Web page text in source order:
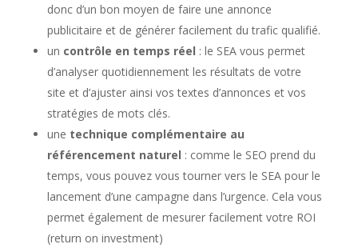
donc d’un bon moyen de faire une annonce
publicitaire et de générer facilement du trafic qualifié.
un contrôle en temps réel : le SEA vous permet
d’analyser quotidiennement les résultats de votre
site et d’ajuster ainsi vos textes d’annonces et vos
stratégies de mots clés.
une technique complémentaire au
référencement naturel : comme le SEO prend du
temps, vous pouvez vous tourner vers le SEA pour le
lancement d’une campagne dans l’urgence. Cela vous
permet également de mesurer facilement votre ROI
(return on investment)